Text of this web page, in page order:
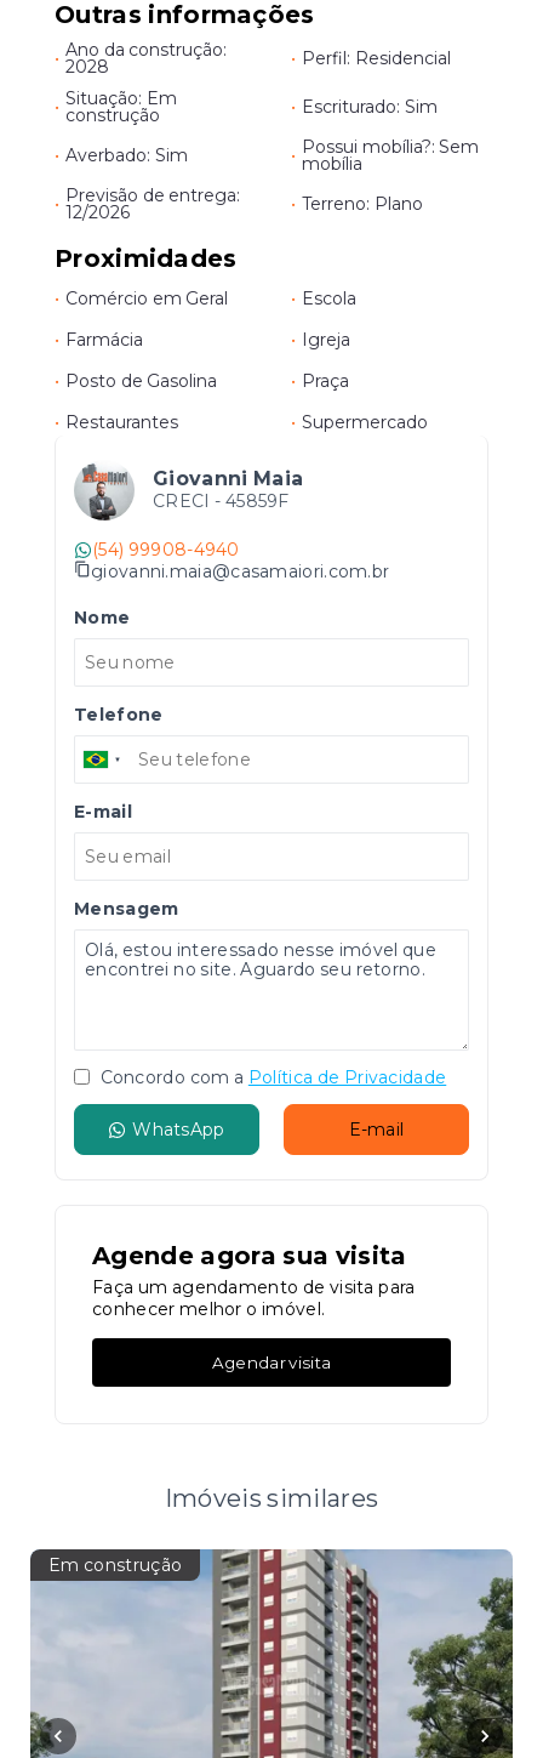
Outras informações
• Ano da construção:
2028 • Perfil: Residencial
• Situação: Em
construção • Escriturado: Sim
• Averbado: Sim • Possui mobília?: Sem
mobília
• Previsão de entrega:
12/2026 • Terreno: Plano
Proximidades
• Comércio em Geral • Escola
• Farmácia • Igreja
• Posto de Gasolina • Praça
• Restaurantes • Supermercado
Giovanni Maia
CRECI - 45859F
(54) 99908-4940
giovanni.maia@casamaiori.com.br
Nome
Telefone
E-mail
Mensagem
Concordo com a Política de Privacidade
WhatsApp E-mail
Agende agora sua visita
Faça um agendamento de visita para
conhecer melhor o imóvel.
Agendar visita
Imóveis similares
Em construção